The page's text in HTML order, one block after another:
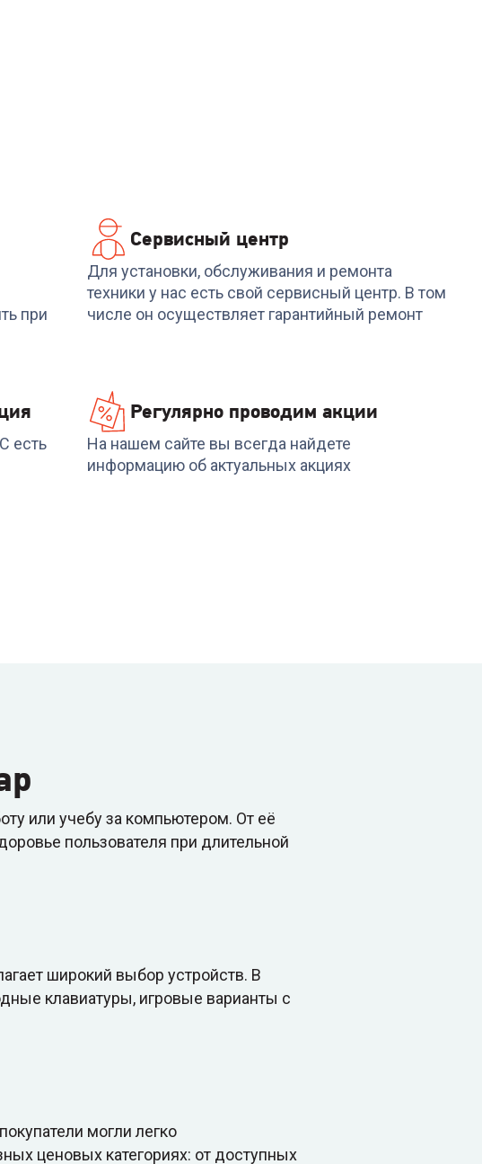
при
Сервисный центр
Для установки, обслуживания и ремонта
техники у нас есть свой сервисный центр. В том
числе он осуществляет гарантийный ремонт
есть
Регулярно проводим акции
На нашем сайте вы всегда найдете
информацию об актуальных акциях
или учебу за компьютером. От её
пользователя при длительной
широкий выбор устройств. В
клавиатуры, игровые варианты с
могли легко
ценовых категориях: от доступных